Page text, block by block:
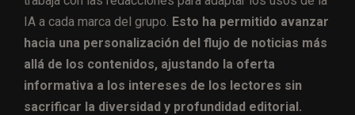
IA a cada marca del grupo. Esto ha permitido avanzar
hacia una personalización del flujo de noticias más
allá de los contenidos, ajustando la oferta
informativa a los intereses de los lectores sin
sacrificar la diversidad y profundidad editorial.